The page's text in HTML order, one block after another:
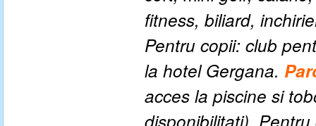
fitness, biliard,
Pentru copii: club
la hotel Gergana.
acces la piscine si
disponibilitati). Pentru